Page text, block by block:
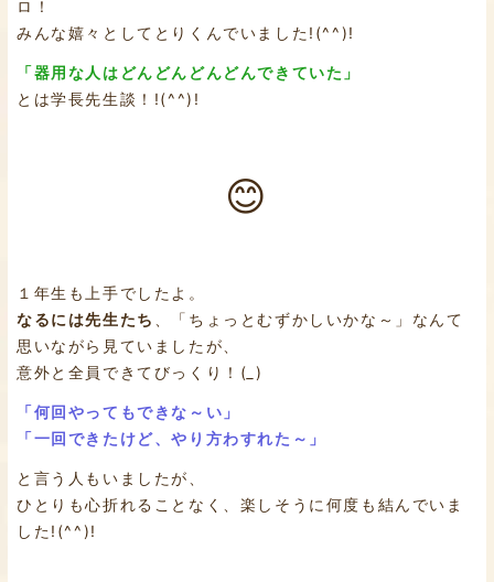
ロ！
みんな嬉々としてとりくんでいました!(^^)!
「器用な人はどんどんどんどんできていた」
とは学長先生談！!(^^)!
😊
１年生も上手でしたよ。
なるには先生たち
、「ちょっとむずかしいかな～」なんて
思いながら見ていましたが、
意外と全員できてびっくり！( _)
「何回やってもできな～い」
「一回できたけど、やり方わすれた～」
と言う人もいましたが、
ひとりも心折れることなく、楽しそうに何度も結んでいま
した!(^^)!